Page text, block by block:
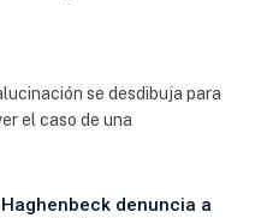
se desdibuja para
el caso de una
denuncia a